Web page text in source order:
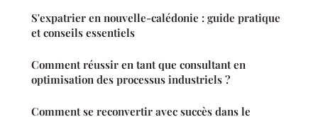
S'expatrier en nouvelle-calédonie : guide pratique
et conseils essentiels
Comment réussir en tant que consultant en
optimisation des processus industriels ?
Comment se reconvertir avec succès dans le